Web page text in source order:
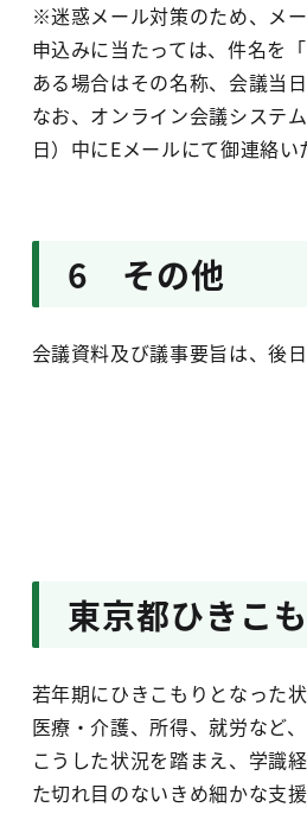
※迷惑メール対策のため、メ
申込みに当たっては、件名を
ある場合はその名称、会議当
なお、オンライン会議システ
日）中にEメールにて御連絡い
6 その他
会議資料及び議事要旨は、後
東京都ひきこ
若年期にひきこもりとなった
医療・介護、所得、就労など
こうした状況を踏まえ、学識
た切れ目のないきめ細かな支